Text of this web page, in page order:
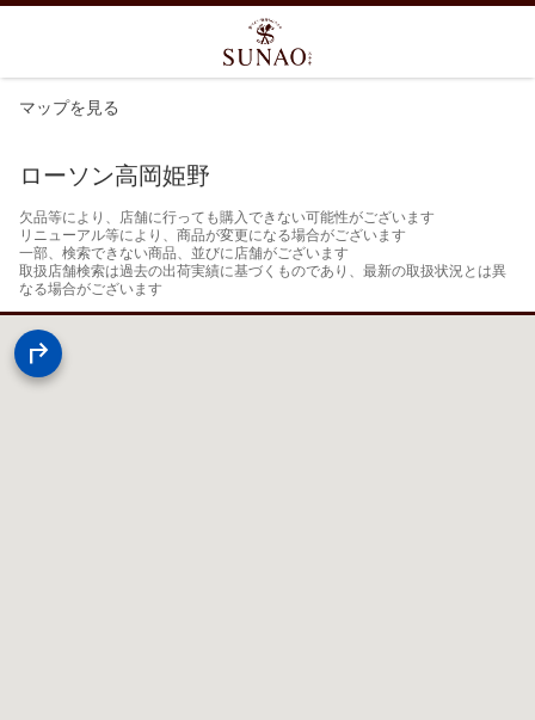
マップを見る
ローソン高岡姫野
欠品等により、店舗に行っても購入できない可能性がございます
リニューアル等により、商品が変更になる場合がございます
一部、検索できない商品、並びに店舗がございます
取扱店舗検索は過去の出荷実績に基づくものであり、最新の取扱状況とは異
なる場合がございます